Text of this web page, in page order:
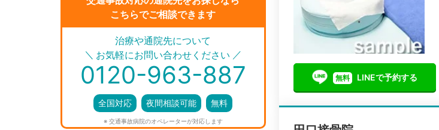
こちらでご相談できます
＼ ／
治療や通院先について
お気軽にお問い合わせください
0120-963-887
全国対応 夜間相談可能 無料
※ 交通事故病院のオペレーターが対応します
無料 LINEで予約する